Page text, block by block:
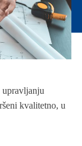
kvalitetno, u